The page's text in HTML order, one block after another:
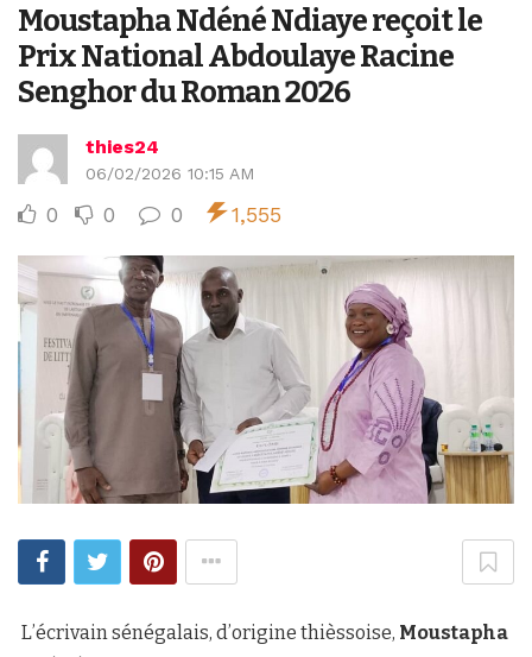
Moustapha Ndéné Ndiaye reçoit le
Prix National Abdoulaye Racine
Senghor du Roman 2026
thies24
06/02/2026 10:15 AM
0 0 0 1,555
L’écrivain sénégalais, d’origine thièssoise, Moustapha